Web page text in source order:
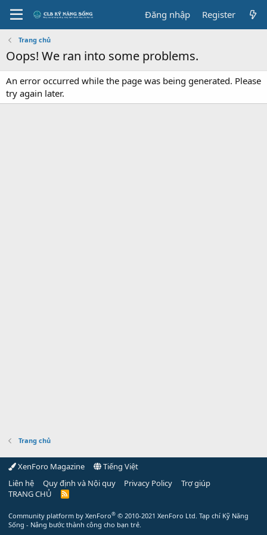
Đăng nhập Register
Trang chủ
Oops! We ran into some problems.
An error occurred while the page was being generated. Please
try again later.
Trang chủ
XenForo Magazine
Tiếng Việt
Liên hệ
Quy định và Nội quy Privacy Policy
Trợ giúp
TRANG CHỦ
R
Community platform by XenForo® © 2010-2021 XenForo Ltd. Tạp chí Kỹ Năng
Sống - Nâng bước thành công cho bạn trẻ.